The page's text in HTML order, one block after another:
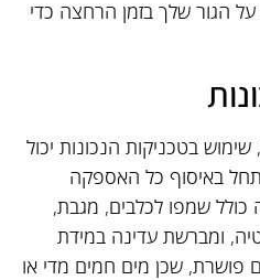
הגור שלך בזמן הרחצה כדי
בטכניקות הנכונות יכול
באיסוף כל האספקה
שמפו לכלבים, מגבת,
ומברשת עדינה במידת
פושרת, שכן מים חמים מדי או